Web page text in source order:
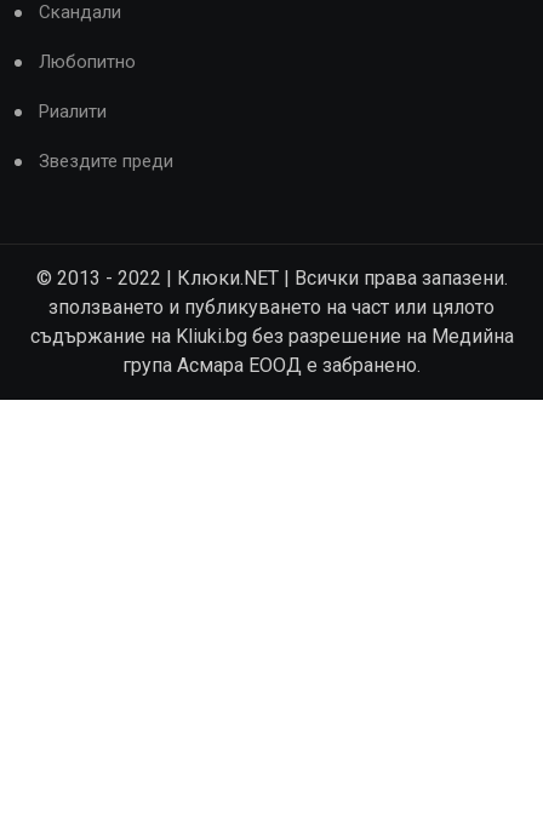
Скандали
Любопитно
Риалити
Звездите преди
© 2013 - 2022 | Клюки.NET | Всички права запазени.
зползването и публикуването на част или цялото
съдържание на Kliuki.bg без разрешение на Медийна
група Асмара ЕООД е забранено.